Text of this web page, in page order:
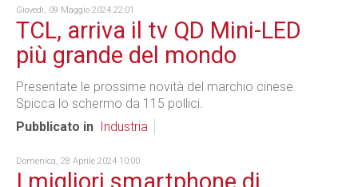
Giovedì, 09 Maggio 2024 22:01
TCL, arriva il tv QD Mini-LED
più grande del mondo
Presentate le prossime novità del marchio cinese.
Spicca lo schermo da 115 pollici.
Pubblicato in
Industria
Domenica, 28 Aprile 2024 10:00